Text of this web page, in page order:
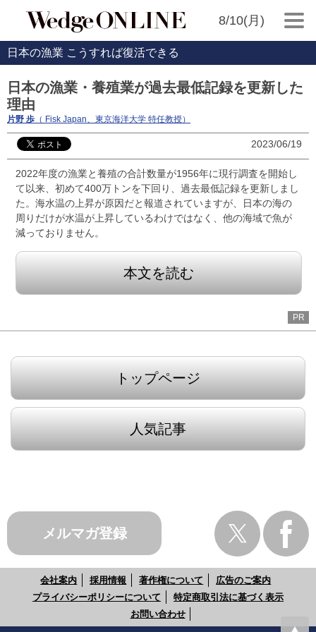
8/10(月)
日本の漁業 こうすれば復活できる
日本の漁業・養殖業が過去最低記録を更新した
理由
片野 歩 （ Fisk Japan、東京海洋大学 特任教授）
2023/06/19
2022年度の漁業と養殖の合計数量が1956年に現行調査を開始し
て以来、初めて400万トンを下回り、過去最低記録を更新しまし
た。海水温の上昇が原因だと報道されていますが、日本の海の
周りだけが水温が上昇しているわけではなく、他の海域で魚が
減っておりません。
本文を読む
PR
トップページ
人気記事
メルマガ登録
会社案内 採用情報 著作権について
広告のご案内
プライバシーポリシーについて
特定商取引法に基づく表示
お問い合わせ